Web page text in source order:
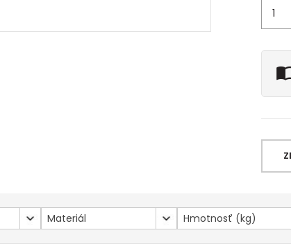
Materiál Hmotnosť (kg)